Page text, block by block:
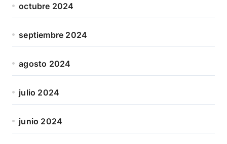
octubre 2024
septiembre 2024
agosto 2024
julio 2024
junio 2024